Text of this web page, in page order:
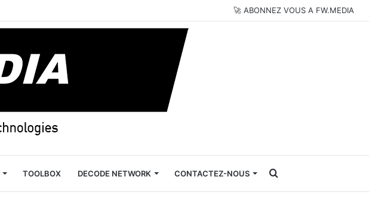
🚀 ABONNEZ VOUS A FW.MEDIA
TOOLBOX DECODE NETWORK CONTACTEZ-NOUS Rechercher